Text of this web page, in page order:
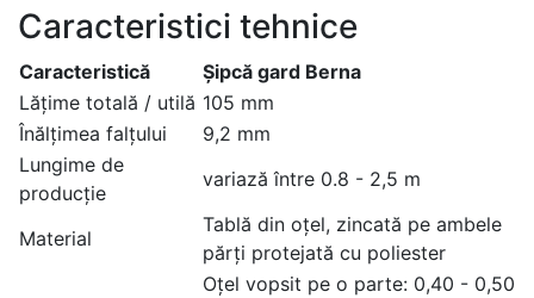
Caracteristici tehnice
Caracteristică
Șipcă gard Berna
Lățime totală / utilă 105 mm
Înălțimea falțului
9,2 mm
Lungime de
producție
variază între 0.8 - 2,5 m
Material
Tablă din oțel, zincată pe ambele
părți protejată cu poliester
Oțel vopsit pe o parte: 0,40 - 0,50